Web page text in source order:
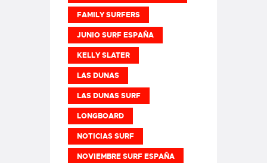
FAMILY SURFERS
JUNIO SURF ESPAÑA
KELLY SLATER
LAS DUNAS
LAS DUNAS SURF
LONGBOARD
NOTICIAS SURF
NOVIEMBRE SURF ESPAÑA